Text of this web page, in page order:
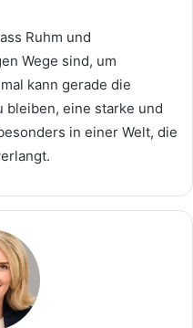
Ruhm und
Wege sind, um
kann gerade die
bleiben, eine starke und
in einer Welt, die